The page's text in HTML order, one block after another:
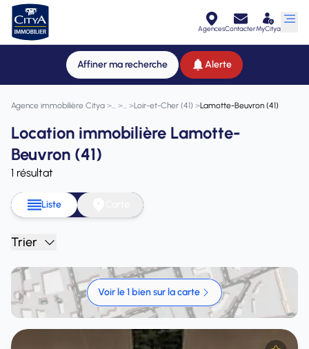
AgencesContacterMyCitya
Affiner ma recherche Alerte
Agence immobilière Citya > > >Loir-et-Cher (41) >Lamotte-Beuvron (41)
Location immobilière Lamotte-
Beuvron (41)
1 résultat
Liste
Trier
Voir le 1 bien sur la carte